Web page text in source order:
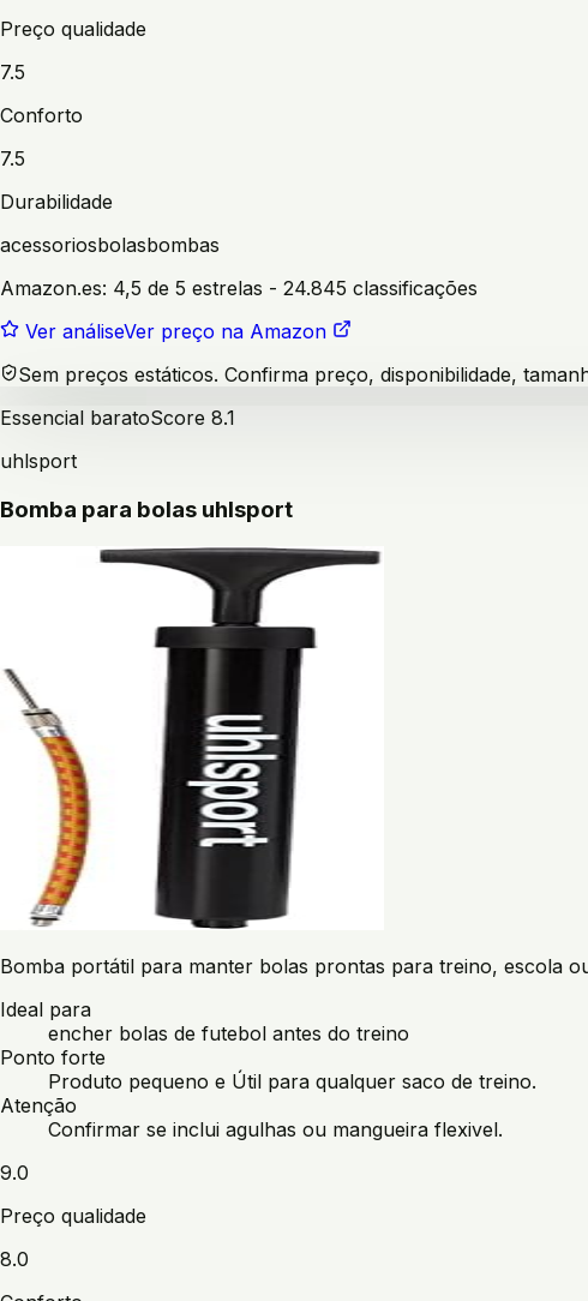
Preço qualidade
7.5
Conforto
7.5
Durabilidade
acessoriosbolasbombas
Amazon.es: 4,5 de 5 estrelas - 24.845 classificações
Ver análiseVer preço na Amazon
Sem preços estáticos. Confirma preço, disponibilidade,
Essencial baratoScore 8.1
uhlsport
Bomba para bolas uhlsport
Bomba portátil para manter bolas prontas para treino, escola
Ideal para
encher bolas de futebol antes do treino
Ponto forte
Produto pequeno e Útil para qualquer saco de treino.
Atenção
Confirmar se inclui agulhas ou mangueira flexivel.
9.0
Preço qualidade
8.0